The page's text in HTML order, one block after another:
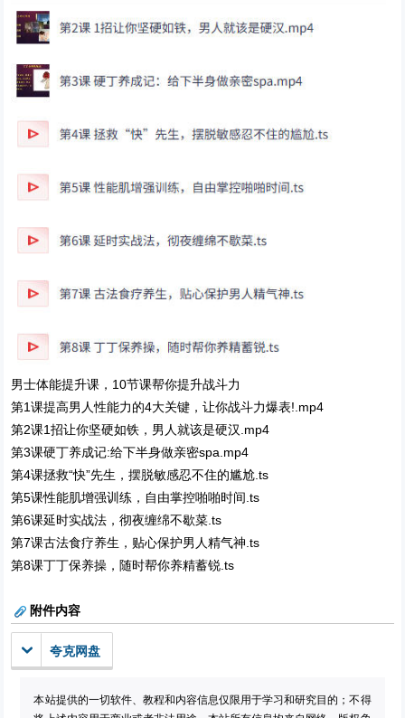
男士体能提升课，10节课帮你提升战斗力
第1课提高男人性能力的4大关键，让你战斗力爆表!.mp4
第2课1招让你坚硬如铁，男人就该是硬汉.mp4
第3课硬丁养成记:给下半身做亲密spa.mp4
第4课拯救“快”先生，摆脱敏感忍不住的尴尬.ts
第5课性能肌增强训练，自由掌控啪啪时间.ts
第6课延时实战法，彻夜缠绵不歇菜.ts
第7课古法食疗养生，贴心保护男人精气神.ts
第8课丁丁保养操，随时帮你养精蓄锐.ts
附件内容
夸克网盘
本站提供的一切软件、教程和内容信息仅限用于学习和研究目的；不得